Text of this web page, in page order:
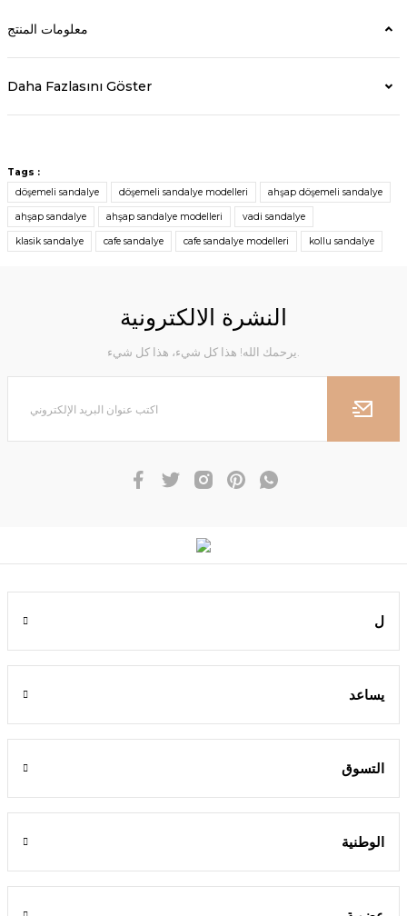
معلومات المنتج
Daha Fazlasını Göster
Tags :
döşemeli sandalye
döşemeli sandalye modelleri ahşap döşemeli sandalye
ahşap sandalye ahşap sandalye modelleri vadi sandalye
klasik sandalye cafe sandalye cafe sandalye modelleri kollu sandalye
النشرة الالكترونية
يرحمك الله! هذا كل شيء، هذا كل شيء.
ل
يساعد
التسوق
الوطنية